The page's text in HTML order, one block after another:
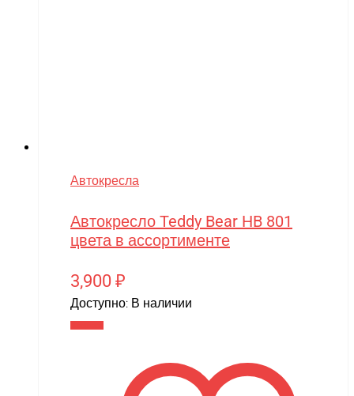
Автокресла
Автокресло Teddy Bear HB 801
цвета в ассортименте
3,900 ₽
Доступно: В наличии